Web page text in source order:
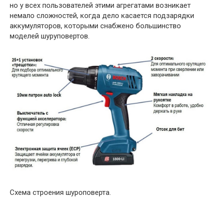
но у всех пользователей этими агрегатами возникает
немало сложностей, когда дело касается подзарядки
аккумуляторов, которыми снабжено большинство
моделей шуруповертов.
Схема строения шуроповерта.